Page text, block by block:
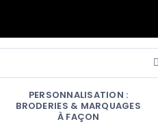
PERSONNALISATION :
BRODERIES & MARQUAGES
À FAÇON